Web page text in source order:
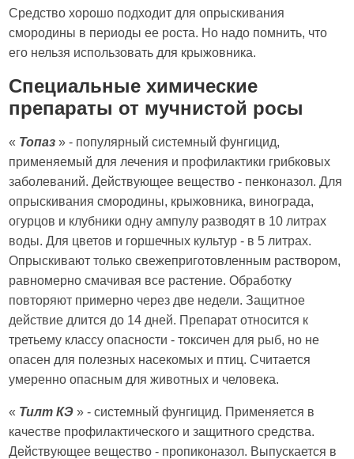
Средство хорошо подходит для опрыскивания
смородины в периоды ее роста. Но надо помнить, что
его нельзя использовать для крыжовника.
Специальные химические
препараты от мучнистой росы
« Топаз» - популярный системный фунгицид,
применяемый для лечения и профилактики грибковых
заболеваний. Действующее вещество - пенконазол. Для
опрыскивания смородины, крыжовника, винограда,
огурцов и клубники одну ампулу разводят в 10 литрах
воды. Для цветов и горшечных культур - в 5 литрах.
Опрыскивают только свежеприготовленным раствором,
равномерно смачивая все растение. Обработку
повторяют примерно через две недели. Защитное
действие длится до 14 дней. Препарат относится к
третьему классу опасности - токсичен для рыб, но не
опасен для полезных насекомых и птиц. Считается
умеренно опасным для животных и человека.
« Тилт КЭ» - системный фунгицид. Применяется в
качестве профилактического и защитного средства.
Действующее вещество - пропиконазол. Выпускается в